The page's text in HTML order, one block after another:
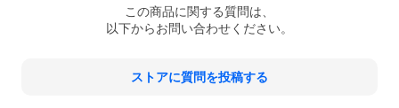
この商品に関する質問は、
以下からお問い合わせください。
ストアに質問を投稿する